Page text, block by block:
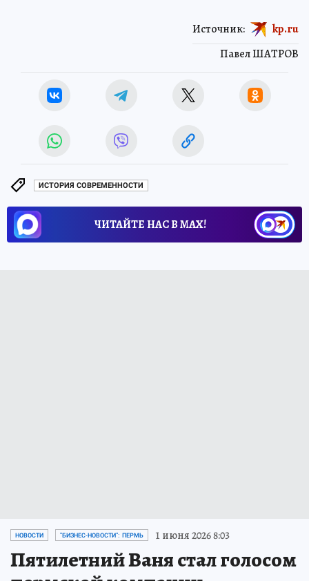
Павел ШАТРОВ
Источник: kp.ru
ИСТОРИЯ СОВРЕМЕННОСТИ
ЧИТАЙТЕ НАС В МАХ!
НОВОСТИ "БИЗНЕС-НОВОСТИ": ПЕРМЬ 1 июня 2026 8:03
Пятилетний Ваня стал голосом